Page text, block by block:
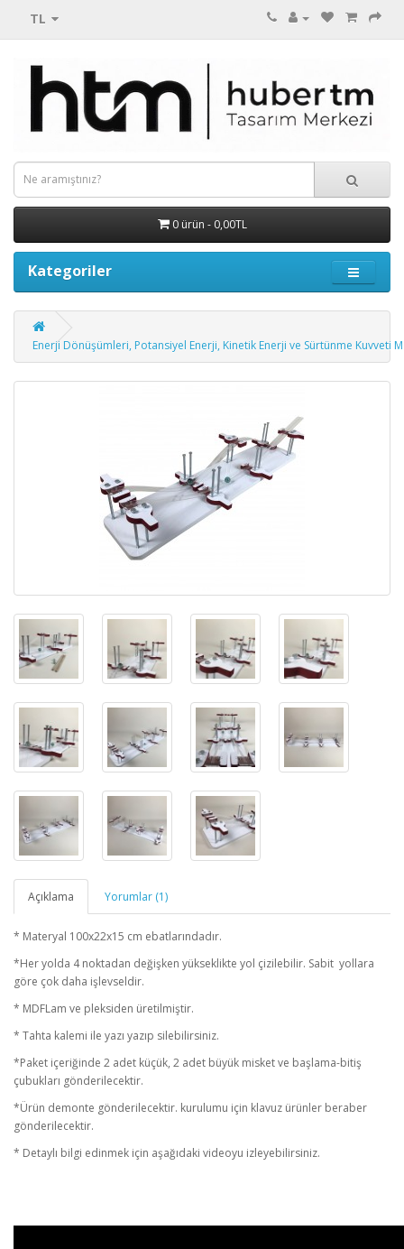
TL
0 ürün - 0,00TL
Kategoriler
Enerji Dönüşümleri, Potansiyel Enerji, Kinetik Enerji ve Sürtünme Kuvveti
Açıklama Yorumlar (1)
* Materyal 100x22x15 cm ebatlarındadır.
*Her yolda 4 noktadan değişken yükseklikte yol çizilebilir. Sabit yollara
göre çok daha işlevseldir.
* MDFLam ve pleksiden üretilmiştir.
* Tahta kalemi ile yazı yazıp silebilirsiniz.
*Paket içeriğinde 2 adet küçük, 2 adet büyük misket ve başlama-bitiş
çubukları gönderilecektir.
*Ürün demonte gönderilecektir. kurulumu için klavuz ürünler beraber
gönderilecektir.
* Detaylı bilgi edinmek için aşağıdaki videoyu izleyebilirsiniz.